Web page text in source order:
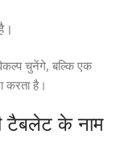
चुनेंगे, बल्कि एक
करता है।
टैबलेट के नाम